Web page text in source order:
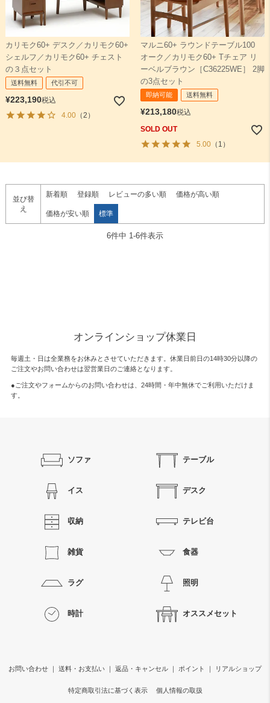
カリモク60+ デスク／カリモク60+
シェルフ／カリモク60+ チェスト
の３点セット
送料無料 代引不可
¥223,190税込
4.00（2）
マルニ60+ ラウンドテーブル100
オーク／カリモク60+ Tチェア リ
ーベルブラウン［C36225WE］ 2脚
の3点セット
即納可能 送料無料
¥213,180税込
SOLD OUT
5.00（1）
並び替
え
新着順 登録順 レビューの多い順 価格が高い順
価格が安い順 標準
6件中 1-6件表示
オンラインショップ休業日
毎週土・日は全業務をお休みとさせていただきます。休業日前日の14時30分以降の
ご注文やお問い合わせは翌営業日のご連絡となります。
●ご注文やフォームからのお問い合わせは、 24時間・年中無休でご利用いただけま
す。
ソファ テーブル
イス デスク
収納 テレビ台
雑貨 食器
ラグ 照明
時計 オススメセット
お問い合わせ 送料・お支払い 返品・キャンセル ポイント リアルショップ
特定商取引法に基づく表示 個人情報の取扱